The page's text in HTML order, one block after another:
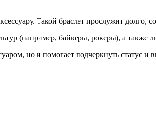
Такой браслет прослужит долго,
(например, байкеры, рокеры), а
но и помогает подчеркнуть статус и